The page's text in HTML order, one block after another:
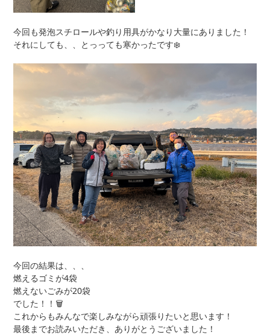
今回も発泡スチロールや釣り用具がかなり大量にありました！
それにしても、、とっっても寒かったです❄️
今回の結果は、、、
燃えるゴミが4袋
燃えないごみが20袋
でした！！🗑️
これからもみんなで楽しみながら頑張りたいと思います！
最後までお読みいただき、ありがとうございました！